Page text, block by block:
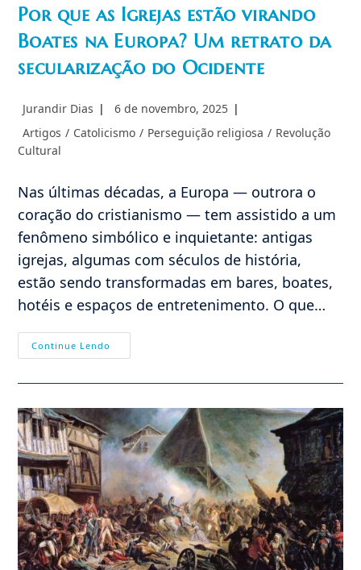
Por que as Igrejas estão virando
Boates na Europa? Um retrato da
secularização do Ocidente
Autor
post:
Jurandir Dias
Post
6 de novembro, 2025
Categoria
do
Artigos / Catolicismo / Perseguição religiosa / Revolução
Cultural
Nas últimas décadas, a Europa — outrora o
coração do cristianismo — tem assistido a um
fenômeno simbólico e inquietante: antigas
igrejas, algumas com séculos de história,
estão sendo transformadas em bares, boates,
hotéis e espaços de entretenimento. O que…
Continue Lendo
Que
Boates
Na
Europa?
Um
Retrato
Da
Secularização
Do
Ocidente